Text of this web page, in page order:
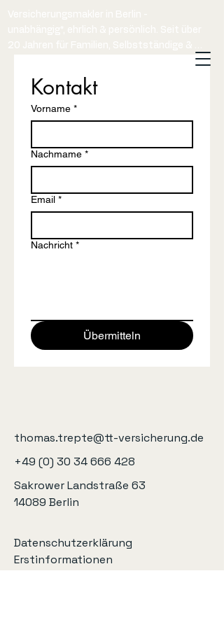
Kontakt
Vorname *
Nachmame *
Email *
Nachricht *
Übermitteln
thomas.trepte@tt-versicherung.de
+49 (0) 30 34 666 428
Sakrower Landstraße 63
14089 Berlin
Datenschutzerklärung
Erstinformationen